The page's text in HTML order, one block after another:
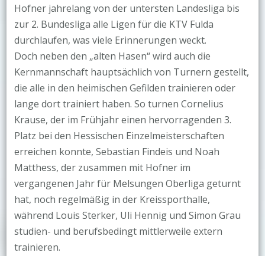
Hofner jahrelang von der untersten Landesliga bis
zur 2. Bundesliga alle Ligen für die KTV Fulda
durchlaufen, was viele Erinnerungen weckt.
Doch neben den „alten Hasen“ wird auch die
Kernmannschaft hauptsächlich von Turnern gestellt,
die alle in den heimischen Gefilden trainieren oder
lange dort trainiert haben. So turnen Cornelius
Krause, der im Frühjahr einen hervorragenden 3.
Platz bei den Hessischen Einzelmeisterschaften
erreichen konnte, Sebastian Findeis und Noah
Matthess, der zusammen mit Hofner im
vergangenen Jahr für Melsungen Oberliga geturnt
hat, noch regelmäßig in der Kreissporthalle,
während Louis Sterker, Uli Hennig und Simon Grau
studien- und berufsbedingt mittlerweile extern
trainieren.